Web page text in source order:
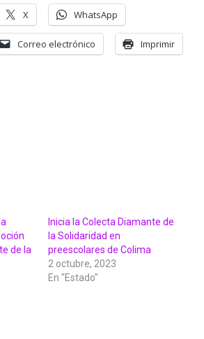
X WhatsApp
Correo electrónico Imprimir
de la
Inicia la Colecta Diamante de
la Solidaridad en
preescolares de Colima
2 octubre, 2023
En "Estado"